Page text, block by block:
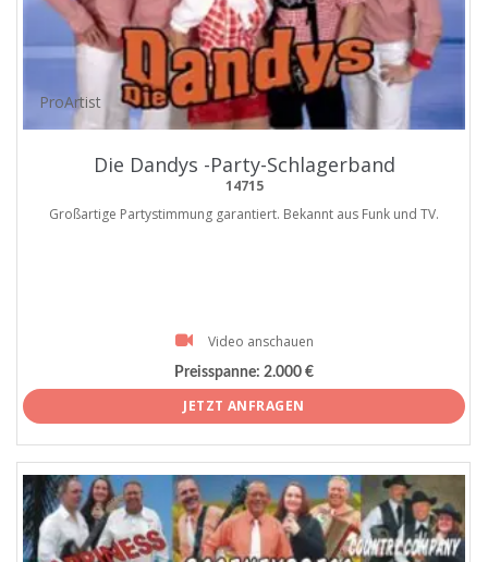
ProArtist
Die Dandys -Party-Schlagerband
14715
Großartige Partystimmung garantiert. Bekannt aus Funk und TV.
Video anschauen
Preisspanne: 2.000 €
JETZT ANFRAGEN